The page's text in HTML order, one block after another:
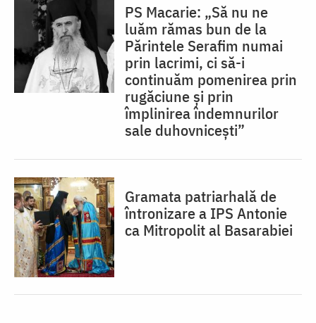
PS Macarie: „Să nu ne
luăm rămas bun de la
Părintele Serafim numai
prin lacrimi, ci să-i
continuăm pomenirea prin
rugăciune și prin
împlinirea îndemnurilor
sale duhovnicești”
Gramata patriarhală de
întronizare a IPS Antonie
ca Mitropolit al Basarabiei